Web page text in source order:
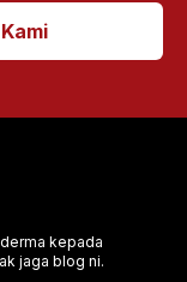
kepada
jaga blog ni.